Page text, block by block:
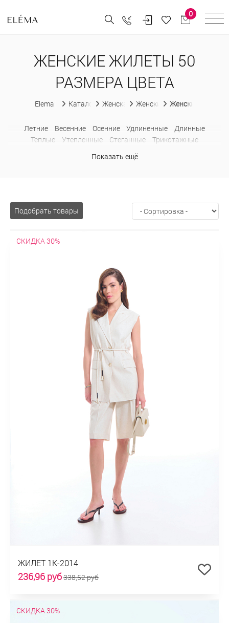
0
ЖЕНСКИЕ ЖИЛЕТЫ 50
РАЗМЕРА ЦВЕТА
Elema Каталог Женская одеждаЖенские жилетыЖенские жилеты
Летние Весенние Осенние Удлиненные
Длинные
Теплые
Утепленные Стеганные
Трикотажные
На пуговицах Больших размеров
Показать ещё
Подобрать товары
СКИДКА 30%
ЖИЛЕТ 1К-2014
236,96 руб338,52 руб
СКИДКА 30%